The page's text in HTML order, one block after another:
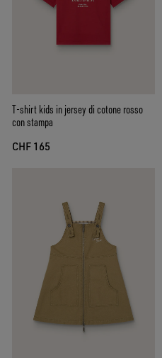
T-shirt kids in jersey di cotone rosso
con stampa
CHF 165